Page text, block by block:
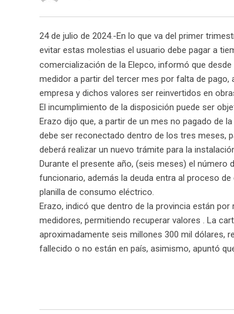
24 de julio de 2024.-En lo que va del primer
evitar estas molestias el usuario debe pagar a
comercialización de la Elepco, informó que
medidor a partir del tercer mes por falta de
empresa y dichos valores ser reinvertidos en
El incumplimiento de la disposición puede ser
Erazo dijo que, a partir de un mes no pagado de
debe ser reconectado dentro de los tres meses,
deberá realizar un nuevo trámite para la
Durante el presente año, (seis meses) el
funcionario, además la deuda entra al proceso
planilla de consumo eléctrico.
Erazo, indicó que dentro de la provincia están
medidores, permitiendo recuperar valores . La
aproximadamente seis millones 300 mil dólares,
fallecido o no están en país, asimismo, apuntó